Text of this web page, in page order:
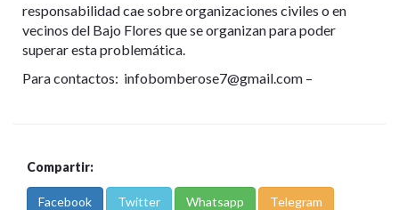
responsabilidad cae sobre organizaciones civiles o en
vecinos del Bajo Flores que se organizan para poder
superar esta problemática.
Para contactos: infobomberose7@gmail.com –
Compartir:
Facebook Twitter Whatsapp Telegram